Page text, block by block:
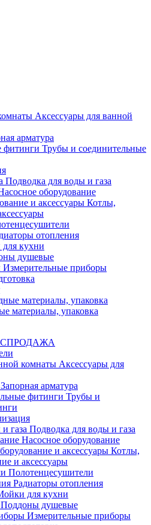
Аксессуары для ванной
арматура
Трубы и соединительные
Подводка для воды и газа
оборудование
Котлы,
отопления
кухни
душевые
Измерительные приборы
материалы, упаковка
Аксессуары для
Запорная арматура
Трубы и
Подводка для воды и газа
Насосное оборудование
Котлы,
и аксессуары
Полотенцесушители
Радиаторы отопления
для кухни
Поддоны душевые
Измерительные приборы